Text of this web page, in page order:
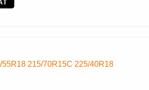
55R18 215/70R15C 225/40R18